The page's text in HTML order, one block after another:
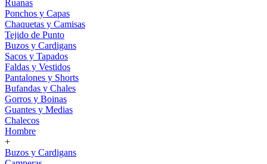
Ruanas
Ponchos y Capas
Chaquetas y Camisas
Tejido de Punto
Buzos y Cardigans
Sacos y Tapados
Faldas y Vestidos
Pantalones y Shorts
Bufandas y Chales
Gorros y Boinas
Guantes y Medias
Chalecos
Hombre
+
Buzos y Cardigans